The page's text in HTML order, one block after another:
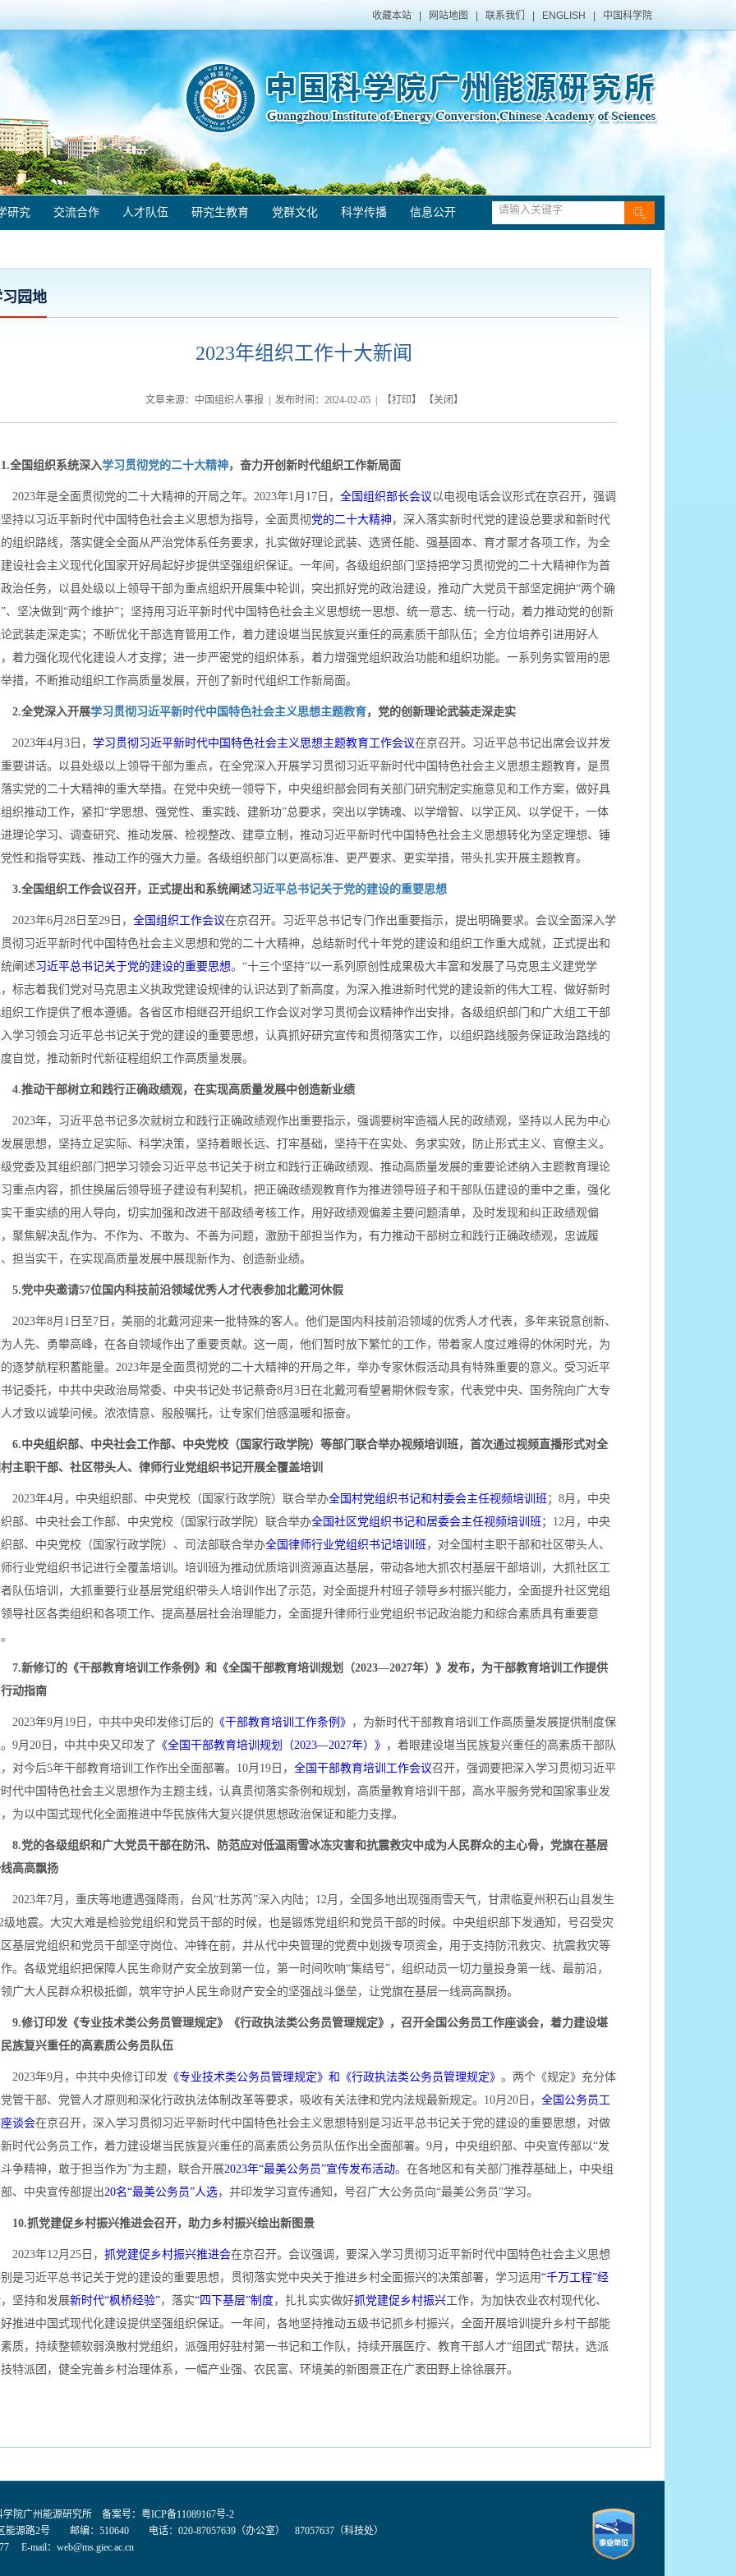
收藏本站 网站地图 联系我们 ENGLISH 中国科学院
研究 交流合作 人才队伍 研究生教育 党群文化 科学传播 信息公开
园地
2023年组织工作十大新闻
文章来源：中国组织人事报 | 发布时间： 2024-02-05| 【打印】 【关闭 】
国组织系统深入学习贯彻党的二十大精神，奋力开创新时代组织工作新局面
年是全面贯彻党的二十大精神的开局之年。2023年1月17日， 全国组织部长会议以电视电话会议形式在京召开，强调
持以习近平新时代中国特色社会主义思想为指导，全面贯彻党的二十大精神 ，深入落实新时代党的建设总要求和新时代
组织路线，落实健全全面从严治党体系任务要求，扎实做好理论武装、选贤任能、强基固本、育才聚才各项工作，为全
设社会主义现代化国家开好局起好步提供坚强组织保证。一年间，各级组织部门坚持把学习贯彻党的二十大精神作为首
治任务，以县处级以上领导干部为重点组织开展集中轮训，突出抓好党的政治建设，推动广大党员干部坚定拥护“两个确
、坚决做到“两个维护”；坚持用习近平新时代中国特色社会主义思想统一思想、统一意志、统一行动，着力推动党的创新
武装走深走实；不断优化干部选育管用工作，着力建设堪当民族复兴重任的高素质干部队伍；全方位培养引进用好人
着力强化现代化建设人才支撑；进一步严密党的组织体系，着力增强党组织政治功能和组织功能。一系列务实管用的思
措，不断推动组织工作高质量发展，开创了新时代组织工作新局面。
党深入开展学习贯彻习近平新时代中国特色社会主义思想主题教育，党的创新理论武装走深走实
年4月3日， 学习贯彻习近平新时代中国特色社会主义思想主题教育工作会议在京召开。习近平总书记出席会议并发
要讲话。以县处级以上领导干部为重点，在全党深入开展学习贯彻习近平新时代中国特色社会主义思想主题教育，是贯
实党的二十大精神的重大举措。在党中央统一领导下，中央组织部会同有关部门研究制定实施意见和工作方案，做好具
织推动工作，紧扣“学思想、强党性、重实践、建新功”总要求，突出以学铸魂、以学增智、以学正风、以学促干，一体
理论学习、调查研究、推动发展、检视整改、建章立制，推动习近平新时代中国特色社会主义思想转化为坚定理想、锤
性和指导实践、推动工作的强大力量。各级组织部门以更高标准、更严要求、更实举措，带头扎实开展主题教育。
国组织工作会议召开，正式提出和系统阐述习近平总书记关于党的建设的重要思想
年6月28日至29日， 全国组织工作会议在京召开。习近平总书记专门作出重要指示，提出明确要求。会议全面深入学
彻习近平新时代中国特色社会主义思想和党的二十大精神，总结新时代十年党的建设和组织工作重大成就，正式提出和
阐述习近平总书记关于党的建设的重要思想。“十三个坚持”以一系列原创性成果极大丰富和发展了马克思主义建党学
标志着我们党对马克思主义执政党建设规律的认识达到了新高度，为深入推进新时代党的建设新的伟大工程、做好新时
织工作提供了根本遵循。各省区市相继召开组织工作会议对学习贯彻会议精神作出安排，各级组织部门和广大组工干部
学习领会习近平总书记关于党的建设的重要思想，认真抓好研究宣传和贯彻落实工作，以组织路线服务保证政治路线的
自觉，推动新时代新征程组织工作高质量发展。
动干部树立和践行正确政绩观，在实现高质量发展中创造新业绩
年，习近平总书记多次就树立和践行正确政绩观作出重要指示，强调要树牢造福人民的政绩观，坚持以人民为中心
展思想，坚持立足实际、科学决策，坚持着眼长远、打牢基础，坚持干在实处、务求实效，防止形式主义、官僚主义。
党委及其组织部门把学习领会习近平总书记关于树立和践行正确政绩观、推动高质量发展的重要论述纳入主题教育理论
重点内容，抓住换届后领导班子建设有利契机，把正确政绩观教育作为推进领导班子和干部队伍建设的重中之重，强化
干重实绩的用人导向，切实加强和改进干部政绩考核工作，用好政绩观偏差主要问题清单，及时发现和纠正政绩观偏
聚焦解决乱作为、不作为、不敢为、不善为问题，激励干部担当作为，有力推动干部树立和践行正确政绩观，忠诚履
担当实干，在实现高质量发展中展现新作为、创造新业绩。
中央邀请57位国内科技前沿领域优秀人才代表参加北戴河休假
年8月1日至7日，美丽的北戴河迎来一批特殊的客人。他们是国内科技前沿领域的优秀人才代表，多年来锐意创新、
人先、勇攀高峰，在各自领域作出了重要贡献。这一周，他们暂时放下繁忙的工作，带着家人度过难得的休闲时光，为
逐梦航程积蓄能量。2023年是全面贯彻党的二十大精神的开局之年，举办专家休假活动具有特殊重要的意义。受习近平
记委托，中共中央政治局常委、中央书记处书记蔡奇8月3日在北戴河看望暑期休假专家，代表党中央、国务院向广大专
才致以诚挚问候。浓浓情意、殷殷嘱托，让专家们倍感温暖和振奋。
央组织部、中央社会工作部、中央党校（国家行政学院）等部门联合举办视频培训班，首次通过视频直播形式对全
主职干部、社区带头人、律师行业党组织书记开展全覆盖培训
年4月，中央组织部、中央党校（国家行政学院）联合举办全国村党组织书记和村委会主任视频培训班 ；8月，中央
部、中央社会工作部、中央党校（国家行政学院）联合举办全国社区党组织书记和居委会主任视频培训班 ；12月，中央
部、中央党校（国家行政学院）、司法部联合举办全国律师行业党组织书记培训班 ，对全国村主职干部和社区带头人、
行业党组织书记进行全覆盖培训。培训班为推动优质培训资源直达基层，带动各地大抓农村基层干部培训，大抓社区工
队伍培训，大抓重要行业基层党组织带头人培训作出了示范，对全面提升村班子领导乡村振兴能力，全面提升社区党组
导社区各类组织和各项工作、提高基层社会治理能力，全面提升律师行业党组织书记政治能力和综合素质具有重要意
修订的《干部教育培训工作条例》和《全国干部教育培训规划（2023—2027年）》发布，为干部教育培训工作提供
动指南
年9月19日，中共中央印发修订后的 《干部教育培训工作条例》 ，为新时代干部教育培训工作高质量发展提供制度保
9月20日，中共中央又印发了 《全国干部教育培训规划（2023—2027年）》 ，着眼建设堪当民族复兴重任的高素质干部队
对今后5年干部教育培训工作作出全面部署。10月19日， 全国干部教育培训工作会议召开，强调要把深入学习贯彻习近平
代中国特色社会主义思想作为主题主线，认真贯彻落实条例和规划，高质量教育培训干部，高水平服务党和国家事业发
为以中国式现代化全面推进中华民族伟大复兴提供思想政治保证和能力支撑。
的各级组织和广大党员干部在防汛、防范应对低温雨雪冰冻灾害和抗震救灾中成为人民群众的主心骨，党旗在基层
高高飘扬
年7月，重庆等地遭遇强降雨，台风“杜苏芮”深入内陆；12月，全国多地出现强雨雪天气，甘肃临夏州积石山县发生
级地震。大灾大难是检验党组织和党员干部的时候，也是锻炼党组织和党员干部的时候。中央组织部下发通知，号召受灾
基层党组织和党员干部坚守岗位、冲锋在前，并从代中央管理的党费中划拨专项资金，用于支持防汛救灾、抗震救灾等
。各级党组织把保障人民生命财产安全放到第一位，第一时间吹响“集结号”，组织动员一切力量投身第一线、最前沿，
广大人民群众积极抵御，筑牢守护人民生命财产安全的坚强战斗堡垒，让党旗在基层一线高高飘扬。
订印发《专业技术类公务员管理规定》《行政执法类公务员管理规定》，召开全国公务员工作座谈会，着力建设堪
族复兴重任的高素质公务员队伍
年9月，中共中央修订印发 《专业技术类公务员管理规定》和《行政执法类公务员管理规定》 。两个《规定》充分体
管干部、党管人才原则和深化行政执法体制改革等要求，吸收有关法律和党内法规最新规定。10月20日， 全国公务员工
谈会在京召开，深入学习贯彻习近平新时代中国特色社会主义思想特别是习近平总书记关于党的建设的重要思想，对做
时代公务员工作，着力建设堪当民族复兴重任的高素质公务员队伍作出全面部署。9月，中央组织部、中央宣传部以“发
争精神，敢于担当作为”为主题，联合开展2023年“最美公务员”宣传发布活动。在各地区和有关部门推荐基础上，中央组
、中央宣传部提出20名“最美公务员”人选，并印发学习宣传通知，号召广大公务员向“最美公务员”学习。
抓党建促乡村振兴推进会召开，助力乡村振兴绘出新图景
年12月25日， 抓党建促乡村振兴推进会在京召开。会议强调，要深入学习贯彻习近平新时代中国特色社会主义思想
是习近平总书记关于党的建设的重要思想，贯彻落实党中央关于推进乡村全面振兴的决策部署，学习运用“千万工程”经
，坚持和发展新时代“枫桥经验”，落实“四下基层”制度，扎扎实实做好抓党建促乡村振兴工作，为加快农业农村现代化、
推进中国式现代化建设提供坚强组织保证。一年间，各地坚持推动五级书记抓乡村振兴，全面开展培训提升乡村干部能
质，持续整顿软弱涣散村党组织，派强用好驻村第一书记和工作队，持续开展医疗、教育干部人才“组团式”帮扶，选派
特派团，健全完善乡村治理体系，一幅产业强、农民富、环境美的新图景正在广袤田野上徐徐展开。
院广州能源研究所 备案号： 粤ICP备11089167号-2
能源路2号 邮编：510640 电话：020-87057639（办公室） 87057637（科技处）
E-mail： web@ms.giec.ac.cn